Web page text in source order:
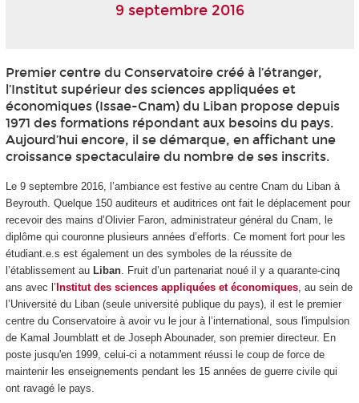
9 septembre 2016
Premier centre du Conservatoire créé à l’étranger,
l’Institut supérieur des sciences appliquées et
économiques (Issae-Cnam) du Liban propose depuis
1971 des formations répondant aux besoins du pays.
Aujourd’hui encore, il se démarque, en affichant une
croissance spectaculaire du nombre de ses inscrits.
Le 9 septembre 2016, l’ambiance est festive au centre Cnam du Liban à
Beyrouth. Quelque 150 auditeurs et auditrices ont fait le déplacement pour
recevoir des mains d’Olivier Faron, administrateur général du Cnam, le
diplôme qui couronne plusieurs années d’efforts. Ce moment fort pour les
étudiant.e.s est également un des symboles de la réussite de
l’établissement au Liban. Fruit d’un partenariat noué il y a quarante-cinq
ans avec l’ Institut des sciences appliquées et économiques, au sein de
l’Université du Liban (seule université publique du pays), il est le premier
centre du Conservatoire à avoir vu le jour à l’international, sous l'impulsion
de Kamal Joumblatt et de Joseph Abounader, son premier directeur. En
poste jusqu'en 1999, celui-ci a notamment réussi le coup de force de
maintenir les enseignements pendant les 15 années de guerre civile qui
ont ravagé le pays.